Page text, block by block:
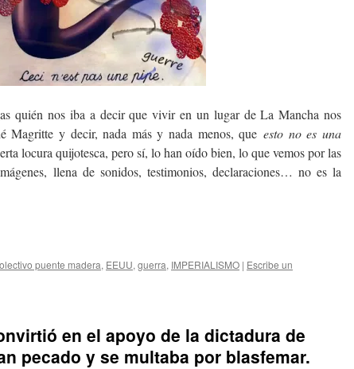
quién nos iba a decir que vivir en un lugar de La Mancha nos
Magritte y decir, nada más y nada menos, queesto no es una
locura quijotesca, pero sí, lo han oído bien, lo que vemos por las
llena de sonidos, testimonios, declaraciones… no es la
puente madera, EEUU, guerra, IMPERIALISMO | Escribe un
en el apoyo de la dictadura de
pecado y se multaba por blasfemar.